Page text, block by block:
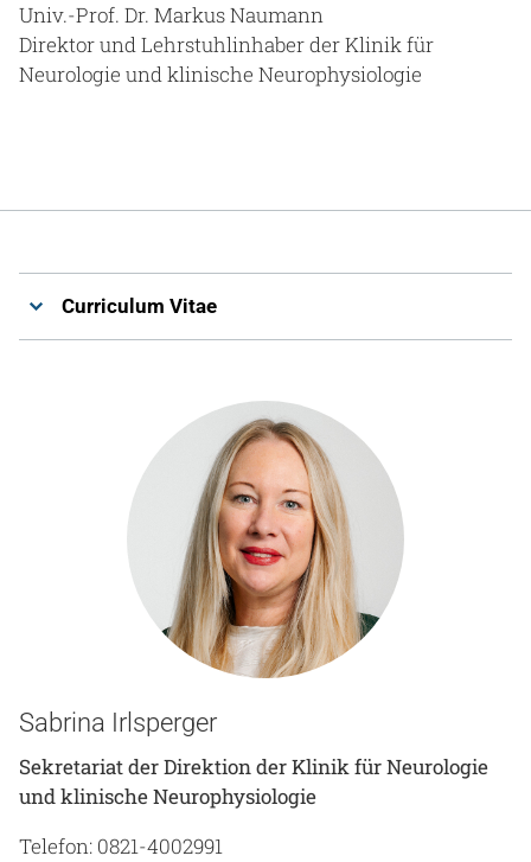
Univ.-Prof. Dr. Markus Naumann
Direktor und Lehrstuhlinhaber der Klinik für
Neurologie und klinische Neurophysiologie
Curriculum Vitae
Sabrina Irlsperger
Sekretariat der Direktion der Klinik für Neurologie
und klinische Neurophysiologie
Telefon: 0821-4002991